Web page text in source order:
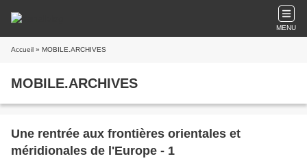
MENU
Accueil » MOBILE.ARCHIVES
MOBILE.ARCHIVES
Une rentrée aux frontières orientales et
méridionales de l'Europe - 1